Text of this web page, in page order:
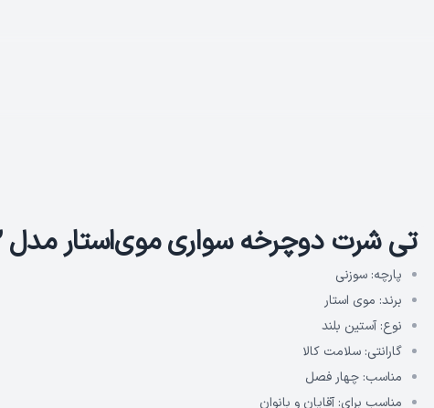
تی شرت دوچرخه سواری موی‌استار مدل o2
پارچه: سوزنی
برند: موی استار
نوع: آستین بلند
گارانتی: سلامت کالا
مناسب: چهار فصل
مناسب برای: آقایان و بانوان